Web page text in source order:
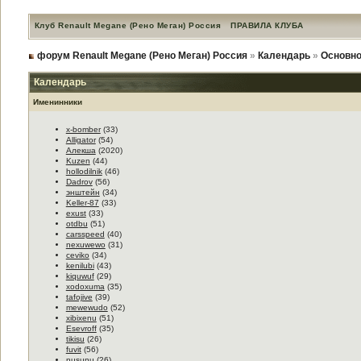
Клуб Renault Megane (Рено Меган) Россия ПРАВИЛА КЛУБА
форум Renault Megane (Рено Меган) Россия» Календарь»
Календарь
Именинники
x-bomber(33)
Alligator(54)
Алекша (2020)
Kuzen (44)
hollodilnik(46)
Dadrov(56)
энштейн (34)
Keller-87 (33)
exust(33)
otdbu (51)
carsspeed (40)
nexuwewo (31)
ceviko (34)
kenilubi(43)
kiquwuf(29)
xodoxuma (35)
tafojive (39)
mewewudo (52)
xibixenu (51)
Esevroff(35)
tikisu (26)
fuvit(56)